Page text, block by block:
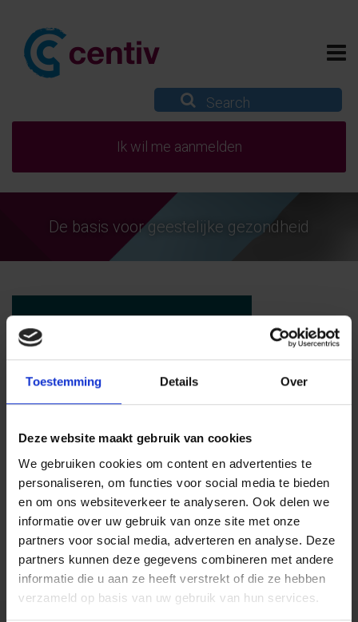
Toestemming Details Over
Deze website maakt gebruik van cookies
We gebruiken cookies om content en advertenties te
personaliseren, om functies voor social media te bieden
en om ons websiteverkeer te analyseren. Ook delen we
informatie over uw gebruik van onze site met onze
partners voor social media, adverteren en analyse. Deze
partners kunnen deze gegevens combineren met andere
informatie die u aan ze heeft verstrekt of die ze hebben
verzameld op basis van uw gebruik van hun services.
Ik wil me aanmelden
De basis voor geestelijke gezondheid